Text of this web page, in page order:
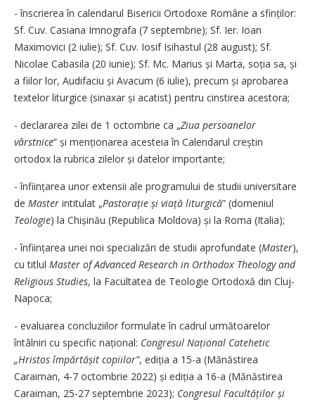
- înscrierea în calendarul Bisericii Ortodoxe Române a sfinților:
Sf. Cuv. Casiana Imnografa (7 septembrie); Sf. Ier. Ioan
Maximovici ­(2 iu­lie); Sf. Cuv. Iosif Isihastul (28 august); Sf.
Nicolae Cabasila (20 iunie); Sf. Mc. Marius și Marta, soția sa, și
a fiilor lor, Audifaciu și Avacum (6 iulie), precum și aprobarea
textelor liturgice (sinaxar și acatist) pentru cinstirea acestora;
- declararea zilei de 1 octombrie ca „Ziua persoanelor
vârstnice” și menționarea acesteia în Calendarul creștin
ortodox la rubrica zilelor și datelor importante;
- înființarea unor extensii ale programului de studii universitare
de Master intitulat „Pastorație și viață liturgică” (domeniul
Teologie) la Chișinău (Republica Moldova) și la Roma (Italia);
- înființarea unei noi specializări de studii aprofundate (Master),
cu titlul Master of Advanced Research in Orthodox Theology and
Religious Studies, la Facultatea de Teologie Ortodoxă din Cluj-
Napoca;
- evaluarea concluziilor formulate în cadrul următoarelor
întâlniri cu specific național: Congresul Național Catehetic
„Hristos împărtășit copiilor”, ediția a 15-a (Mănăstirea
Caraiman, 4-7 octombrie 2022) și ediția a 16-a (Mănăstirea
Caraiman, 25-27 septembrie 2023); Congresul Facultăților și